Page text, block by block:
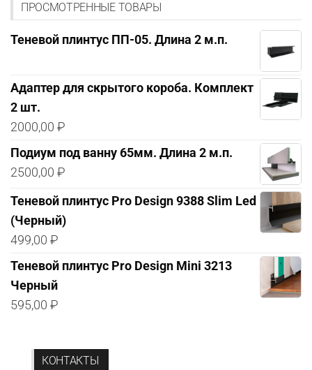
ПРОСМОТРЕННЫЕ ТОВАРЫ
Теневой плинтус ПП-05. Длина 2 м.п.
Адаптер для скрытого короба. Комплект
2 шт.
2000,00 ₽
Подиум под ванну 65мм. Длина 2 м.п.
2500,00 ₽
Теневой плинтус Pro Design 9388 Slim Led
(Черный)
499,00 ₽
Теневой плинтус Pro Design Mini 3213
Черный
595,00 ₽
КОНТАКТЫ